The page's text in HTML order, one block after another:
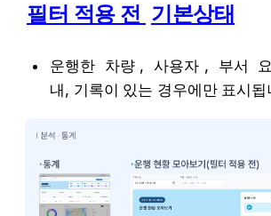
필터 적용 전 기본상태
운행한 차량 , 사용자 , 부서
내, 기록이 있는 경우에만 표시됩